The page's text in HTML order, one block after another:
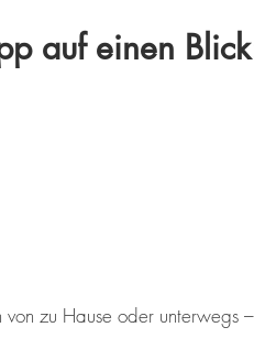
auf einen
zu Hause oder